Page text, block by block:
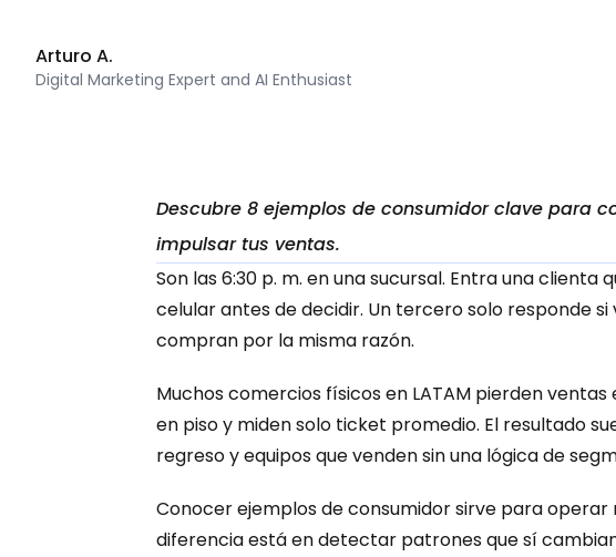
Arturo A.
Digital Marketing Expert and AI Enthusiast
Descubre 8 ejemplos de consumidor clave para
impulsar tus ventas.
Son las 6:30 p. m. en una sucursal. Entra una
celular antes de decidir. Un tercero solo responde
compran por la misma razón.
Muchos comercios físicos en LATAM pierden
en piso y miden solo ticket promedio. El resultado
regreso y equipos que venden sin una lógica de
Conocer ejemplos de consumidor sirve para operar
diferencia está en detectar patrones que sí